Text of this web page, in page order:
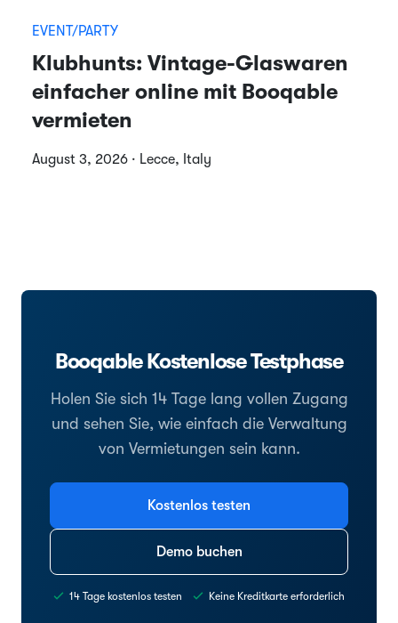
EVENT/PARTY
Klubhunts: Vintage-Glaswaren
einfacher online mit Booqable
vermieten
August 3, 2026 · Lecce, Italy
Booqable Kostenlose Testphase
Holen Sie sich 14 Tage lang vollen Zugang
und sehen Sie, wie einfach die Verwaltung
von Vermietungen sein kann.
Kostenlos testen
Demo buchen
14 Tage kostenlos testen Keine Kreditkarte erforderlich